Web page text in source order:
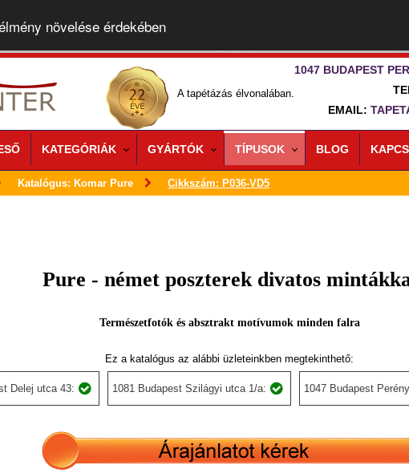
növelése érdekében
A tapétázás élvonalában.
1047 BUDAPEST
EMAIL:
KATEGÓRIÁK GYÁRTÓK TÍPUSOK BLOG
Katalógus: Komar Pure Cikkszám: P036-VD5
Pure - német poszterek divatos
Természetfotók és absztrakt motívumok minden falra
Ez a katalógus az alábbi üzleteinkben megtekinthető:
Delej utca 43: 1081 Budapest Szilágyi utca 1/a: 1047 Budapest